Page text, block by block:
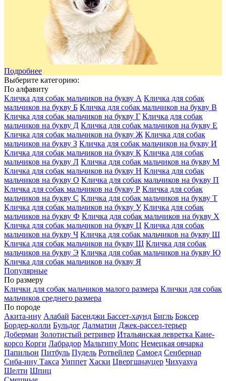
Подробнее
Выберите категорию:
По алфавиту
Кличка для собак мальчиков на букву А Кличка для собак
мальчиков на букву Б Кличка для собак мальчиков на букву В
Кличка для собак мальчиков на букву Г Кличка для собак
мальчиков на букву Д Кличка для собак мальчиков на букву Е
Кличка для собак мальчиков на букву Ж Кличка для собак
мальчиков на букву З Кличка для собак мальчиков на букву И
Кличка для собак мальчиков на букву К Кличка для собак
мальчиков на букву Л Кличка для собак мальчиков на букву М
Кличка для собак мальчиков на букву Н Кличка для собак
мальчиков на букву О Кличка для собак мальчиков на букву П
Кличка для собак мальчиков на букву Р Кличка для собак
мальчиков на букву С Кличка для собак мальчиков на букву Т
Кличка для собак мальчиков на букву У Кличка для собак
мальчиков на букву Ф Кличка для собак мальчиков на букву Х
Кличка для собак мальчиков на букву Ц Кличка для собак
мальчиков на букву Ч Кличка для собак мальчиков на букву Ш
Кличка для собак мальчиков на букву Щ Кличка для собак
мальчиков на букву Э Кличка для собак мальчиков на букву Ю
Кличка для собак мальчиков на букву Я
Популярные
По размеру
Клички для собак мальчиков малого размера Клички для собак
мальчиков среднего размера
По породе
Акита-ину Алабай Басенджи Бассет-хаунд Бигль Боксер
Бордер-колли Бульдог Далматин Джек-рассел-терьер
Доберман Золотистый ретривер Итальянская левретка Кане-
корсо Корги Лабрадор Мальтипу Мопс Немецкая овчарка
Папильон Питбуль Пудель Ротвейлер Самоед Сенбернар
Сиба-ину Такса Уиппет Хаски Цвергшнауцер Чихуахуа
Шелти Шпиц